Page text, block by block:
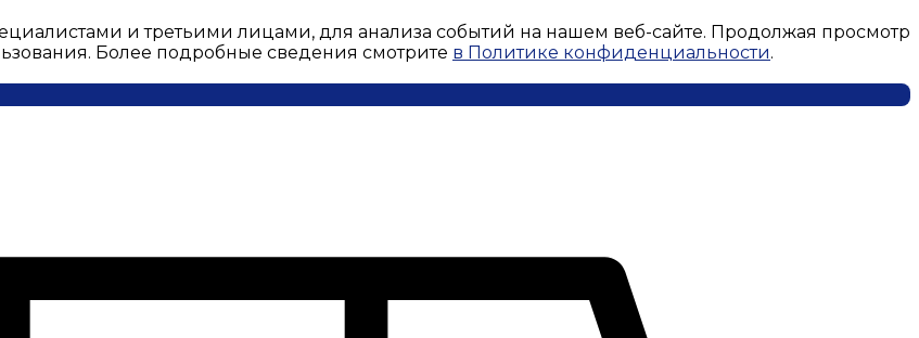
и третьими лицами, для анализа событий на нашем веб-сайте. Продолжая просмотр
Более подробные сведения смотрите в Политике конфиденциальности.